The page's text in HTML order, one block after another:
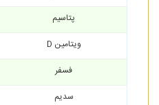
پتاسیم
ویتامین D
فسفر
سدیم